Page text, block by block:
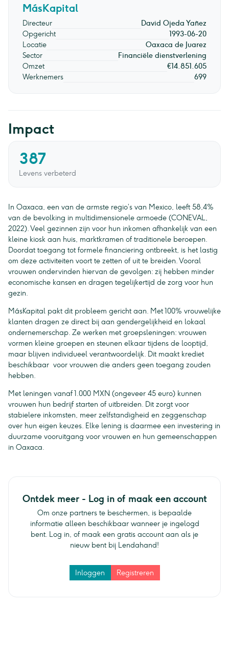
MásKapital
Directeur
David Ojeda Yañez
Opgericht
1993-06-20
Locatie
Oaxaca de Juarez
Sector
Financiële dienstverlening
Omzet
€14.851.605
Werknemers
699
Impact
387
Levens verbeterd
In Oaxaca, een van de armste regio’s van Mexico, leeft 58,4%
van de bevolking in multidimensionele armoede (CONEVAL,
2022). Veel gezinnen zijn voor hun inkomen afhankelijk van een
kleine kiosk aan huis, marktkramen of traditionele beroepen.
Doordat toegang tot formele financiering ontbreekt, is het lastig
om deze activiteiten voort te zetten of uit te breiden. Vooral
vrouwen ondervinden hiervan de gevolgen: zij hebben minder
economische kansen en dragen tegelijkertijd de zorg voor hun
gezin.
MásKapital pakt dit probleem gericht aan. Met 100% vrouwelijke
klanten dragen ze direct bij aan gendergelijkheid en lokaal
ondernemerschap. Ze werken met groepsleningen: vrouwen
vormen kleine groepen en steunen elkaar tijdens de looptijd,
maar blijven individueel verantwoordelijk. Dit maakt krediet
beschikbaar voor vrouwen die anders geen toegang zouden
hebben.
Met leningen vanaf 1.000 MXN (ongeveer 45 euro) kunnen
vrouwen hun bedrijf starten of uitbreiden. Dit zorgt voor
stabielere inkomsten, meer zelfstandigheid en zeggenschap
over hun eigen keuzes. Elke lening is daarmee een investering in
duurzame vooruitgang voor vrouwen en hun gemeenschappen
in Oaxaca.
Ontdek meer - Log in of maak een account
Om onze partners te beschermen, is bepaalde
informatie alleen beschikbaar wanneer je ingelogd
bent. Log in, of maak een gratis account aan als je
nieuw bent bij Lendahand!
Inloggen Registreren